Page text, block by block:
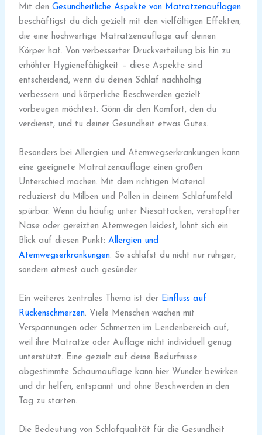
Mit denGesundheitliche Aspekte von Matratzenauflagen
beschäftigst du dich gezielt mit den vielfältigen Effekten,
die eine hochwertige Matratzenauflage auf deinen
Körper hat. Von verbesserter Druckverteilung bis hin zu
erhöhter Hygienefähigkeit – diese Aspekte sind
entscheidend, wenn du deinen Schlaf nachhaltig
verbessern und körperliche Beschwerden gezielt
vorbeugen möchtest. Gönn dir den Komfort, den du
verdienst, und tu deiner Gesundheit etwas Gutes.
Besonders bei Allergien und Atemwegserkrankungen kann
eine geeignete Matratzenauflage einen großen
Unterschied machen. Mit dem richtigen Material
reduzierst du Milben und Pollen in deinem Schlafumfeld
spürbar. Wenn du häufig unter Niesattacken, verstopfter
Nase oder gereizten Atemwegen leidest, lohnt sich ein
Blick auf diesen Punkt:Allergien und
Atemwegserkrankungen. So schläfst du nicht nur ruhiger,
sondern atmest auch gesünder.
Ein weiteres zentrales Thema ist der Einfluss auf
Rückenschmerzen. Viele Menschen wachen mit
Verspannungen oder Schmerzen im Lendenbereich auf,
weil ihre Matratze oder Auflage nicht individuell genug
unterstützt. Eine gezielt auf deine Bedürfnisse
abgestimmte Schaumauflage kann hier Wunder bewirken
und dir helfen, entspannt und ohne Beschwerden in den
Tag zu starten.
Die Bedeutung von Schlafqualität für die Gesundheit